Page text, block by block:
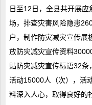
日至12日，全县共开展
场，排查灾害风险隐患
户，制作防灾减灾宣传展
放防灾减灾宣传资料
贴防灾减灾宣传标语32
活动15000人（次），活
料深入人心，取得良好的